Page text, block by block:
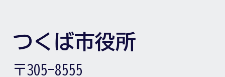
つくば市役所
〒305-8555